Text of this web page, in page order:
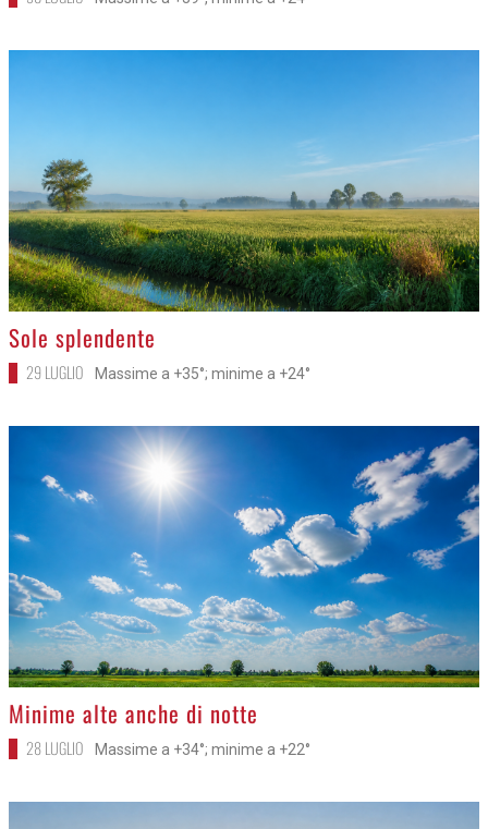
>
Sole splendente
29 LUGLIO Massime a +35°; minime a +24°
>Minime alte anche di notte
28 LUGLIO Massime a +34°; minime a +22°